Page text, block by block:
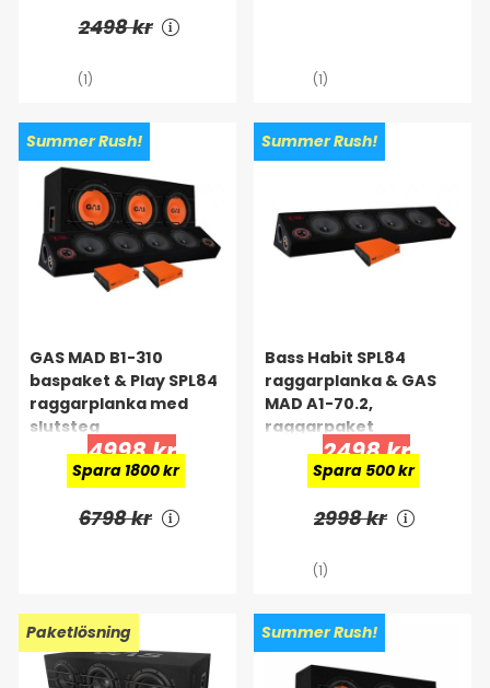
2498 kr
(1) (1)
Summer Rush!
GAS MAD B1-310
baspaket & Play SPL84
raggarplanka med
slutsteg
4998 kr
Spara 1800 kr
6798 kr
Summer Rush!
Bass Habit SPL84
raggarplanka & GAS
MAD A1-70.2,
raggarpaket
2498 kr
Spara 500 kr
2998 kr
(1)
Paketlösning Summer Rush!